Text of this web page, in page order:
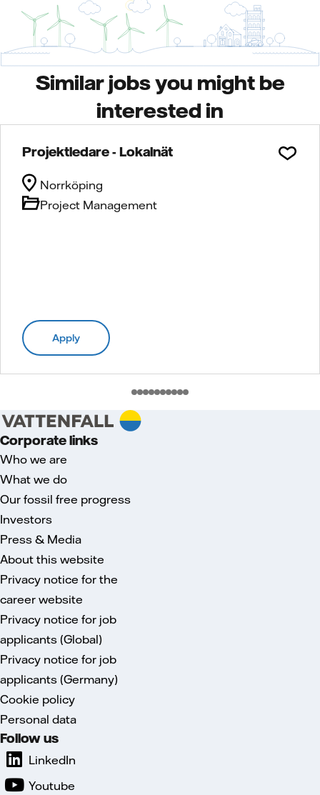
Similar jobs you might be
interested in
Projektledare - Lokalnät
Project Management
Norrköping
Apply
Corporate links
Who we are
What we do
Our fossil free progress
Investors
Press & Media
About this website
Privacy notice for the
career website
Privacy notice for job
applicants (Global)
Privacy notice for job
applicants (Germany)
Cookie policy
Personal data
Follow us
LinkedIn
Youtube